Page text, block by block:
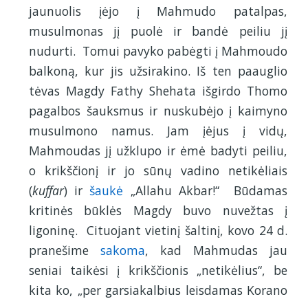
jaunuolis įėjo į Mahmudo patalpas,
musulmonas jį puolė ir bandė peiliu jį
nudurti. Tomui pavyko pabėgti į Mahmoudo
balkoną, kur jis užsirakino. Iš ten paauglio
tėvas Magdy Fathy Shehata išgirdo Thomo
pagalbos šauksmus ir nuskubėjo į kaimyno
musulmono namus. Jam įėjus į vidų,
Mahmoudas jį užklupo ir ėmė badyti peiliu,
o krikščionį ir jo sūnų vadino netikėliais
(kuffar) ir šaukė „Allahu Akbar!“ Būdamas
kritinės būklės Magdy buvo nuvežtas į
ligoninę. Cituojant vietinį šaltinį, kovo 24 d.
pranešime sakoma, kad Mahmudas jau
seniai taikėsi į krikščionis „netikėlius“, be
kita ko, „per garsiakalbius leisdamas Korano